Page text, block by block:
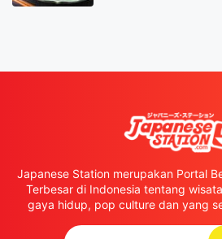
Japanese Station merupakan Portal
Terbesar di Indonesia tentang
gaya hidup, pop culture dan yang